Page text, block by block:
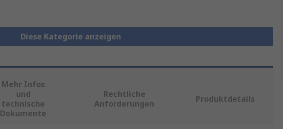
Diese Kategorie anzeigen
Mehr Infos
und
technische
Dokumente
Rechtliche
Anforderungen
Produktdetails